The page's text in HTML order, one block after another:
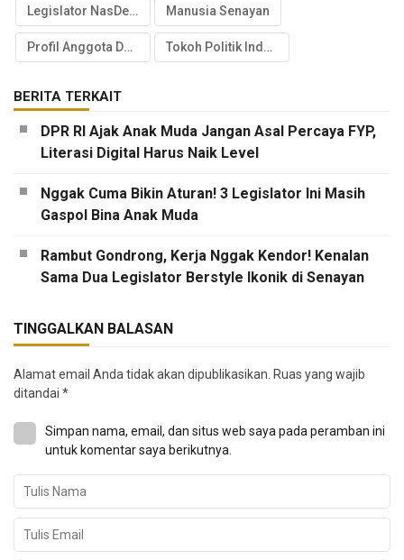
Legislator NasDem Manusia Senayan
Profil Anggota DPR RI Tokoh Politik Indonesia
BERITA TERKAIT
DPR RI Ajak Anak Muda Jangan Asal Percaya FYP,
Literasi Digital Harus Naik Level
Nggak Cuma Bikin Aturan! 3 Legislator Ini Masih
Gaspol Bina Anak Muda
Rambut Gondrong, Kerja Nggak Kendor! Kenalan
Sama Dua Legislator Berstyle Ikonik di Senayan
TINGGALKAN BALASAN
Alamat email Anda tidak akan dipublikasikan. Ruas yang wajib
ditandai *
Simpan nama, email, dan situs web saya pada peramban ini
untuk komentar saya berikutnya.